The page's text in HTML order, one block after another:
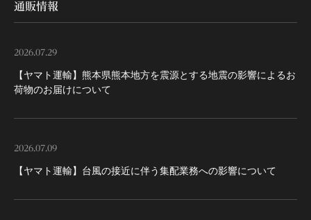
通販情報
2026.07.29
【ヤマト運輸】熊本県熊本地方を震源とする地震の影響によるお
荷物のお届けについて
2026.07.09
【ヤマト運輸】台風の接近に伴う集配業務への影響について